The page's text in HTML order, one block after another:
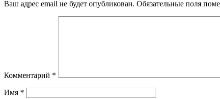
Ваш адрес email не будет опубликован. Обязательные поля
Комментарий *
Имя *